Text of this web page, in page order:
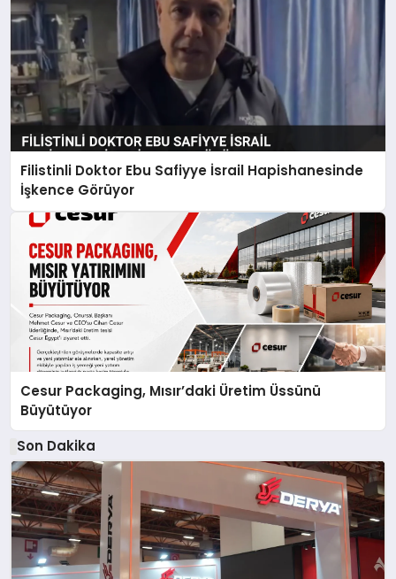
Filistinli Doktor Ebu Safiyye İsrail Hapishanesinde
İşkence Görüyor
Cesur Packaging, Mısır’daki Üretim Üssünü
Büyütüyor
Son Dakika